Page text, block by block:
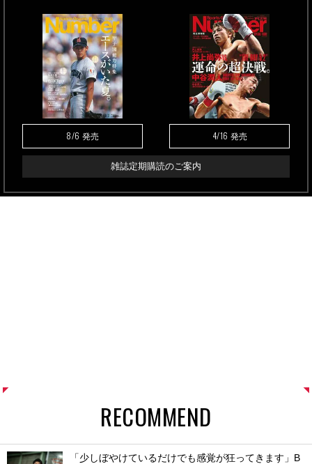
8/6 発売 4/16 発売
雑誌定期購読のご案内
RECOMMEND
「少しぼやけているだけでも感覚が狂ってきます」B